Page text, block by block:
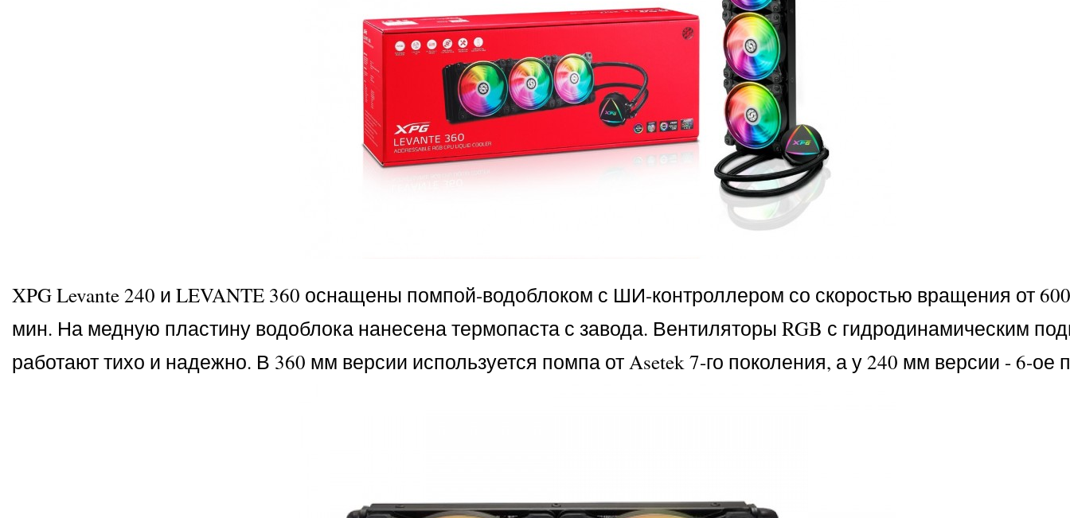
XPG Levante 240 и LEVANTE 360 оснащены помпой-водоблоком с ШИ-контроллером со скоростью вращения от
мин. На медную пластину водоблока нанесена термопаста с завода. Вентиляторы RGB с гидродинамическим
работают тихо и надежно. В 360 мм версии используется помпа от Asetek 7-го поколения, а у 240 мм версии - 6-ое